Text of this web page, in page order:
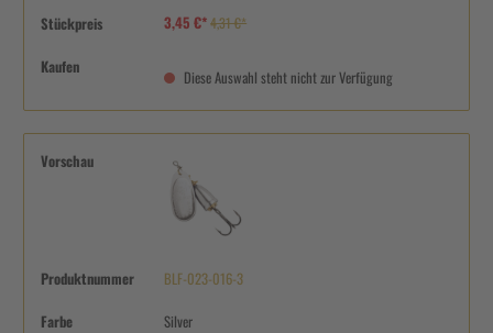
Stückpreis 3,45 €*4,31 €*
Kaufen
Diese Auswahl steht nicht zur Verfügung
Vorschau
Produktnummer BLF-023-016-3
Farbe Silver